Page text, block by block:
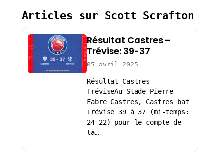
Articles sur Scott Scrafton
Résultat Castres –
Trévise: 39-37
05 avril 2025
Résultat Castres –
TréviseAu Stade Pierre-
Fabre Castres, Castres bat
Trévise 39 à 37 (mi-temps:
24-22) pour le compte de
la…